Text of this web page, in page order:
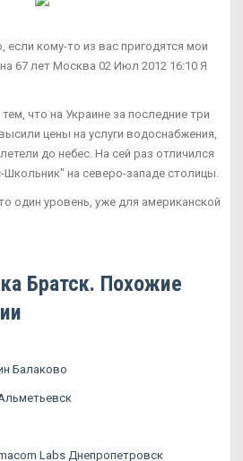
если кому-то из вас пригодятся мои
67 лет Москва 02 Июл 2012 16:10 Я
что на Украине за последние три
цены на услуги водоснабжения,
до небес. На сей раз отличился
Школьник" на северо-западе столицы.
один уровень, уже для американской
Братск. Похожие
Балаково
Labs Днепропетровск